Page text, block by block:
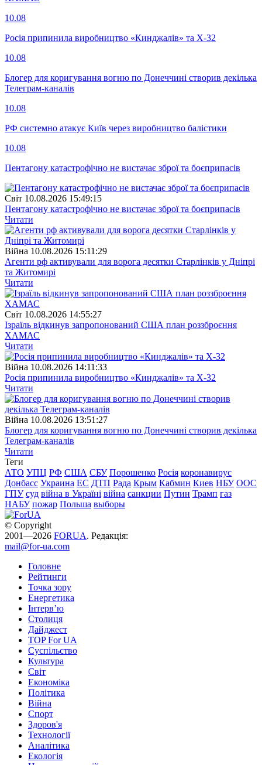
10.08
Росія припинила виробництво «Кинджалів» та Х-32
10.08
Блогер для коригування вогню по Донеччині створив декілька
Телеграм-каналів
10.08
РФ системно атакує Київ через виробництво балістики
10.08
Пентагону катастрофічно не вистачає зброї та боєприпасів
Свiт 10.08.2026 15:49:15
Пентагону катастрофічно не вистачає зброї та боєприпасів
Читати
Війна 10.08.2026 15:11:29
Агенти рф активували для ворога десятки Старлінків у Дніпрі
та Житомирі
Читати
Свiт 10.08.2026 14:55:27
Ізраїль відкинув запропонований США план роззброєння
ХАМАС
Читати
Війна 10.08.2026 14:11:33
Росія припинила виробництво «Кинджалів» та Х-32
Читати
Війна 10.08.2026 13:51:27
Блогер для коригування вогню по Донеччині створив декілька
Телеграм-каналів
Читати
Теги
АТО УПЦ РФ США СБУ Порошенко Росія коронавирус
Донбасс Украина ЕС ДТП Рада Крым Кабмин Киев НБУ ООС
ГПУ суд війна в Україні війна санкции Путин Трамп газ
НАБУ пожар Польша выборы
© Copyright
2001—2026 FORUA. Редакція:
mail@for-ua.com
Головне
Рейтинги
Точка зору
Енергетика
Інтерв’ю
Столиця
Дайджест
TOP For UA
Суспiльство
Культура
Світ
Економіка
Політика
Війна
Спорт
Здоров'я
Технології
Аналітика
Екологія